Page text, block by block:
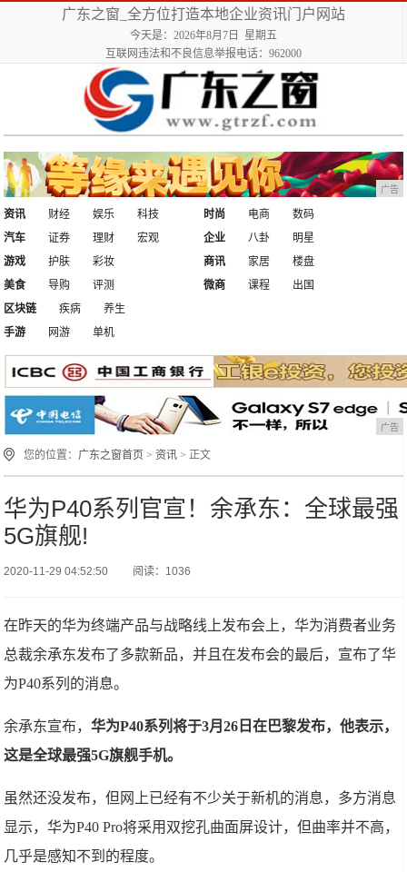
广东之窗_全方位打造本地企业资讯门户网站
今天是：2026年8月7日 星期五
互联网违法和不良信息举报电话：962000
广告
资讯 财经 娱乐
科技
汽车
证券 理财 宏观
时尚 电商
数码
企业
八卦
明星
游戏
护肤
彩妆
美食
导购 评测
商讯 家居
楼盘
微商
课程
出国
区块链
疾病
养生
手游
网游 单机
广告
您的位置： 广东之窗首页 >资讯 > 正文
华为P40系列官宣！余承东：全球最强
5G旗舰!
2020-11-29 04:52:50 阅读：1036
在昨天的华为终端产品与战略线上发布会上，华为消费者业务
总裁余承东发布了多款新品，并且在发布会的最后，宣布了华
为P40系列的消息。
余承东宣布，华为P40系列将于3月26日在巴黎发布，他表示，
这是全球最强5G旗舰手机。
虽然还没发布，但网上已经有不少关于新机的消息，多方消息
显示，华为P40 Pro将采用双挖孔曲面屏设计，但曲率并不高，
几乎是感知不到的程度。